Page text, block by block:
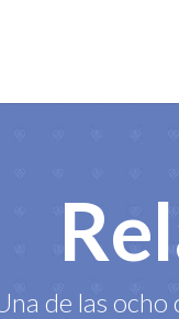
de las ocho